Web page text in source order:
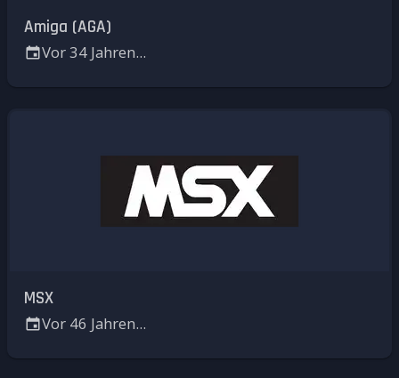
Amiga (AGA)
Vor 34 Jahren...
MSX
Vor 46 Jahren...